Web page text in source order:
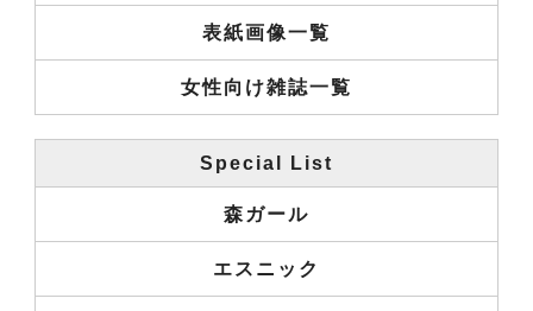
表紙画像一覧
女性向け雑誌一覧
Special List
森ガール
エスニック